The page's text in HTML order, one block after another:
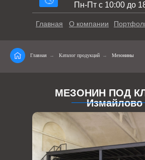
Пн-Пт с 10:00 до
О компании
Главная
Главная → Каталог продукций → Мезонины
МЕЗОНИН ПОД
Измайлово